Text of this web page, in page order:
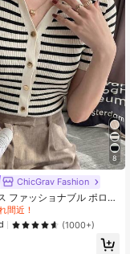
8
ChicGrav Fashion
ファッショナブル ポロカ
ン 半袖 ニットTシャツ 春
カジュアル カーディガ
ス 秋
間近！
(1000+)